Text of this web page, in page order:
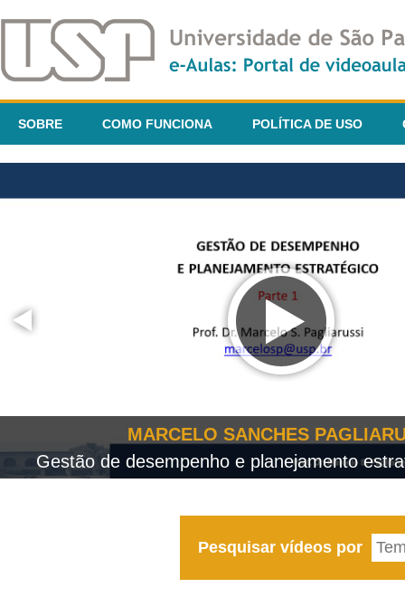
SOBRE COMO FUNCIONA POLÍTICA DE USO
MARCELO SANCHES
Gestão de desempenho e planejamento
Pesquisar vídeos por